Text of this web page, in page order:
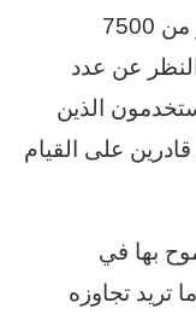
سيرى أي شخص يحاول متابعة أكثر من 7500
عن عدد
الذين
أكثر من 7500 شخصًا قادرين على القيام
بها في
و عندما تريد تجاوزه